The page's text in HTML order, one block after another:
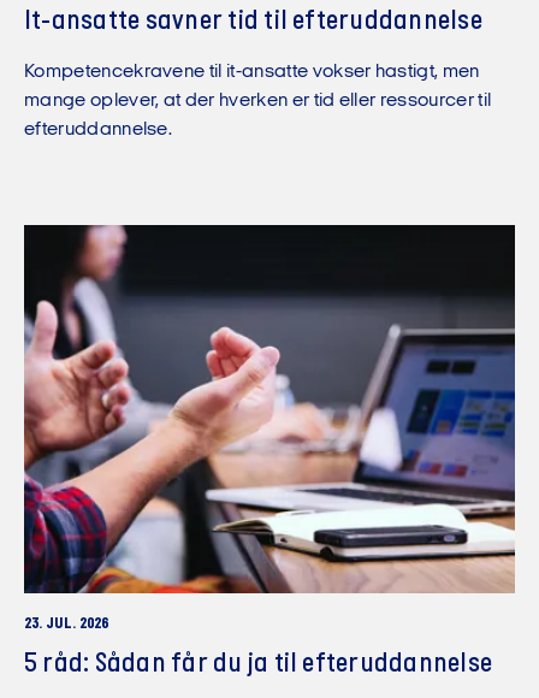
It-ansatte savner tid til efteruddannelse
Kompetencekravene til it-ansatte vokser hastigt, men
mange oplever, at der hverken er tid eller ressourcer til
efteruddannelse.
23. JUL. 2026
5 råd: Sådan får du ja til efteruddannelse